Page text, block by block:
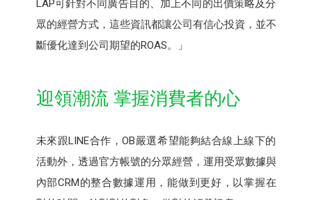
LAP可針對不同廣告目的、加上不同的出價策略及分
眾的經營方式，這些資訊都讓公司有信心投資，並不
斷優化達到公司期望的ROAS。」
迎領潮流 掌握消費者的心
未來跟LINE合作，OB嚴選希望能夠結合線上線下的
活動外，透過官方帳號的分眾經營，運用受眾數據與
內部CRM的整合數據運用，能做到更好，以掌握在